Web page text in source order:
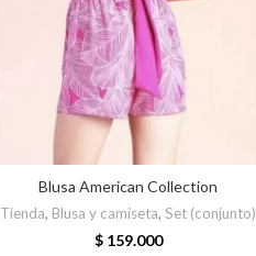
Blusa American Collection
Tienda, Blusa y camiseta, Set (conjunto)
$159.000